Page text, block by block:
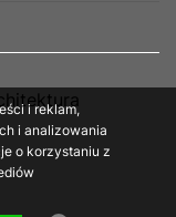
i reklam,
i analizowania
o korzystaniu z